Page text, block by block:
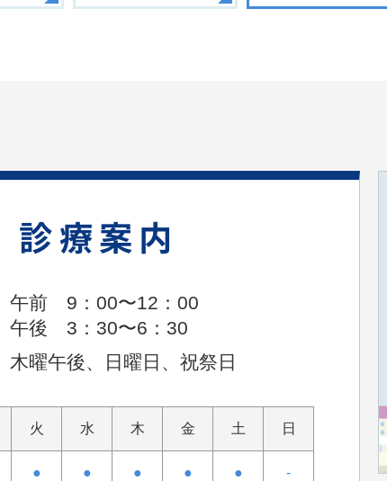
診療案内
午前 9：00〜12：00
午後 3：30〜6：30
木曜午後、日曜日、祝祭日
火 水 木 金 土 日
● ● ● ● ● -